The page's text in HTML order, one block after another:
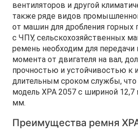
вентиляторов и другой
также ряде видов
от машин для дробления горных
с ЧПУ, сельскохозяйственных
ремень необходим для передачи
момента от двигателя на вал,
прочностью и устойчивостью к
длительным сроком службы, что
модель XPA 2057 с шириной
мм.
Преимущества ремня